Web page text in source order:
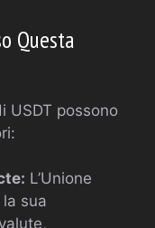
Questa
USDT possono
L’Unione
sua